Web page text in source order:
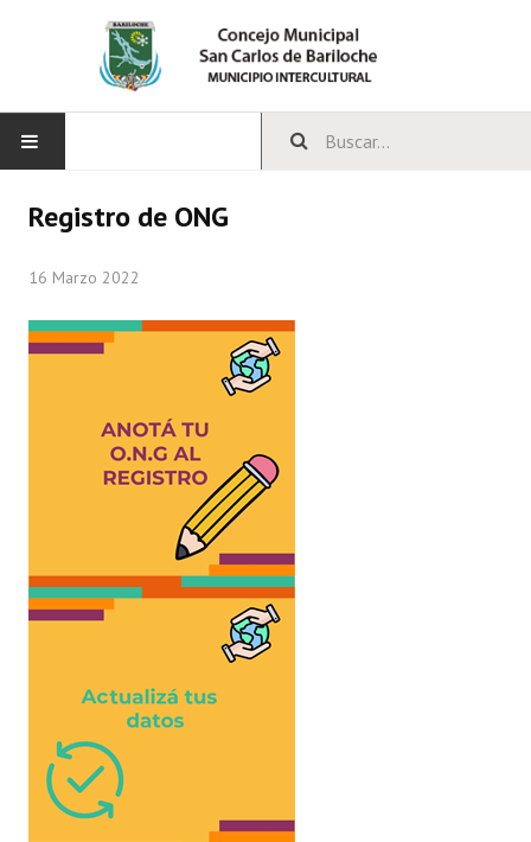
Integrantes del Concejo
Comisiones Especiales
Concejales Mandato Cumplido
LEGISLACIÓN
Constitución Provincial
Carta Orgánica 2007
Reglamento Interno
Registro de ONG
16 Marzo 2022